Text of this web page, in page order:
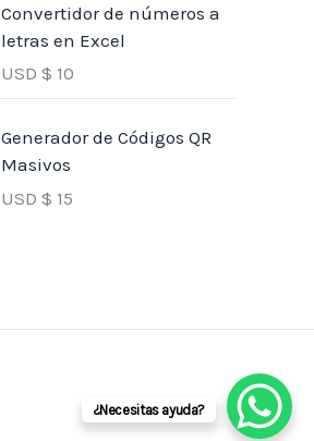
Convertidor de números a
letras en Excel
USD $ 10
Generador de Códigos QR
Masivos
USD $ 15
¿Necesitas ayuda?